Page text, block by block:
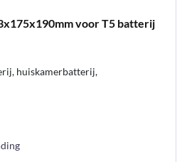
voor T5 batterij
huiskamerbatterij,